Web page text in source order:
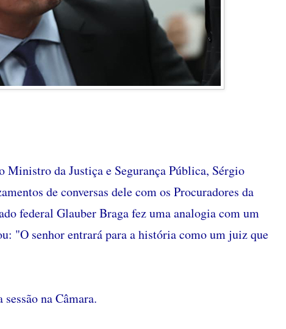
da Justiça e Segurança Pública, Sérgio
de conversas dele com os Procuradores da
federal Glauber Braga fez uma analogia com um
"O senhor entrará para a história como um juiz que
na Câmara.